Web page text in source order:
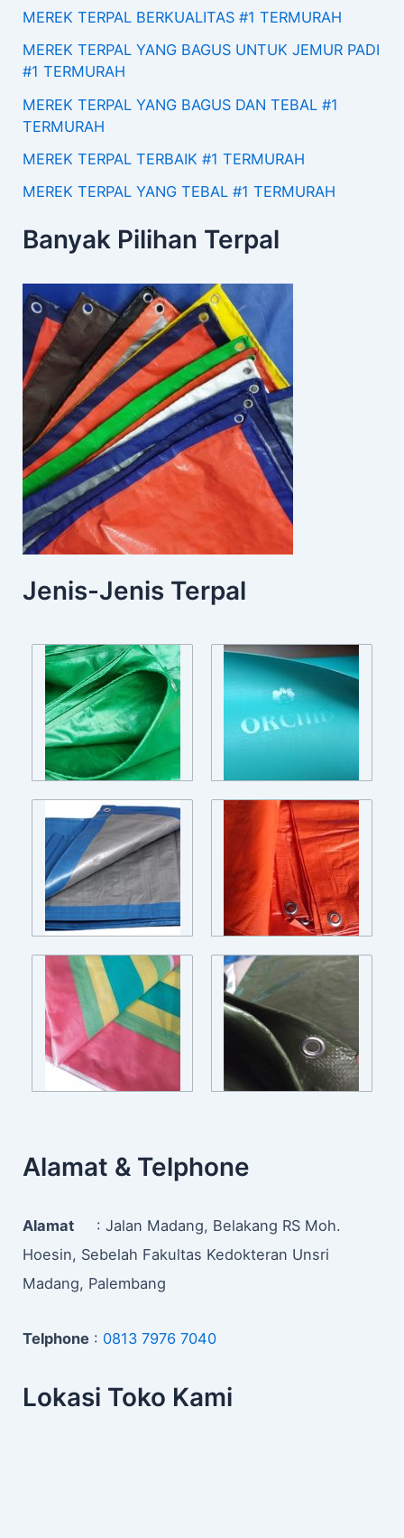
MEREK TERPAL BERKUALITAS #1 TERMURAH
MEREK TERPAL YANG BAGUS UNTUK JEMUR PADI
#1 TERMURAH
MEREK TERPAL YANG BAGUS DAN TEBAL #1
TERMURAH
MEREK TERPAL TERBAIK #1 TERMURAH
MEREK TERPAL YANG TEBAL #1 TERMURAH
Banyak Pilihan Terpal
Jenis-Jenis Terpal
Alamat & Telphone
Alamat : Jalan Madang, Belakang RS Moh.
Hoesin, Sebelah Fakultas Kedokteran Unsri
Madang, Palembang
Telphone : 0813 7976 7040
Lokasi Toko Kami